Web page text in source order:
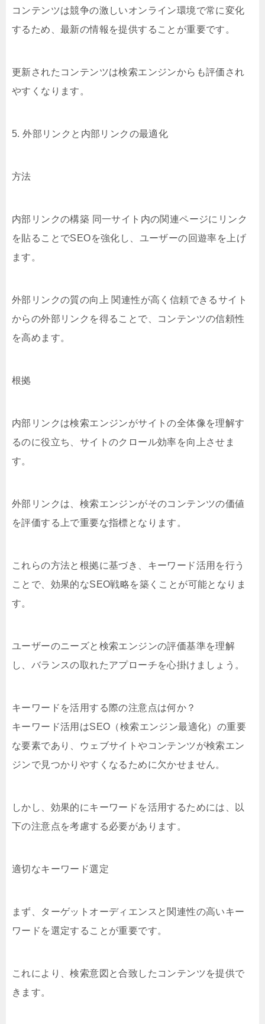
コンテンツは競争の激しいオンライン環境で常に変化
するため、最新の情報を提供することが重要です。
更新されたコンテンツは検索エンジンからも評価され
やすくなります。
5. 外部リンクと内部リンクの最適化
方法
内部リンクの構築 同一サイト内の関連ページにリンク
を貼ることでSEOを強化し、ユーザーの回遊率を上げ
ます。
外部リンクの質の向上 関連性が高く信頼できるサイト
からの外部リンクを得ることで、コンテンツの信頼性
を高めます。
根拠
内部リンクは検索エンジンがサイトの全体像を理解す
るのに役立ち、サイトのクロール効率を向上させま
す。
外部リンクは、検索エンジンがそのコンテンツの価値
を評価する上で重要な指標となります。
これらの方法と根拠に基づき、キーワード活用を行う
ことで、効果的なSEO戦略を築くことが可能となりま
す。
ユーザーのニーズと検索エンジンの評価基準を理解
し、バランスの取れたアプローチを心掛けましょう。
キーワードを活用する際の注意点は何か？
キーワード活用はSEO（検索エンジン最適化）の重要
な要素であり、ウェブサイトやコンテンツが検索エン
ジンで見つかりやすくなるために欠かせません。
しかし、効果的にキーワードを活用するためには、以
下の注意点を考慮する必要があります。
適切なキーワード選定
まず、ターゲットオーディエンスと関連性の高いキー
ワードを選定することが重要です。
これにより、検索意図と合致したコンテンツを提供で
きます。